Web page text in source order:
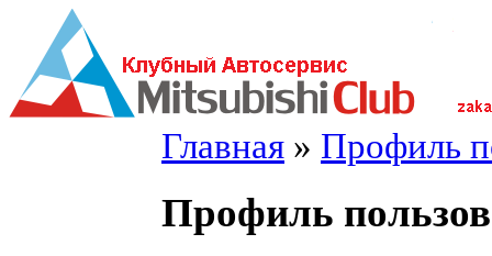
Главная » Профиль
Профиль